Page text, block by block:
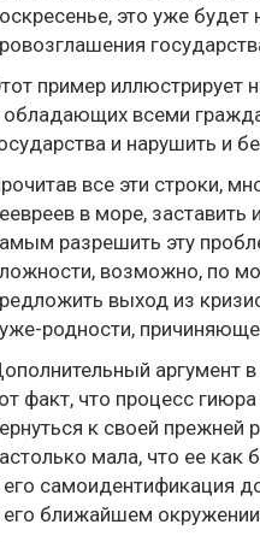
это уже
пример иллюстрирует
обладающих всеми
и нарушить и
все эти строки,
в море, заставить
разрешить эту
возможно, по
выход из
родности,
аргумент
факт, что процесс
к своей
мала, что ее как
его самоидентификация
его ближайшем